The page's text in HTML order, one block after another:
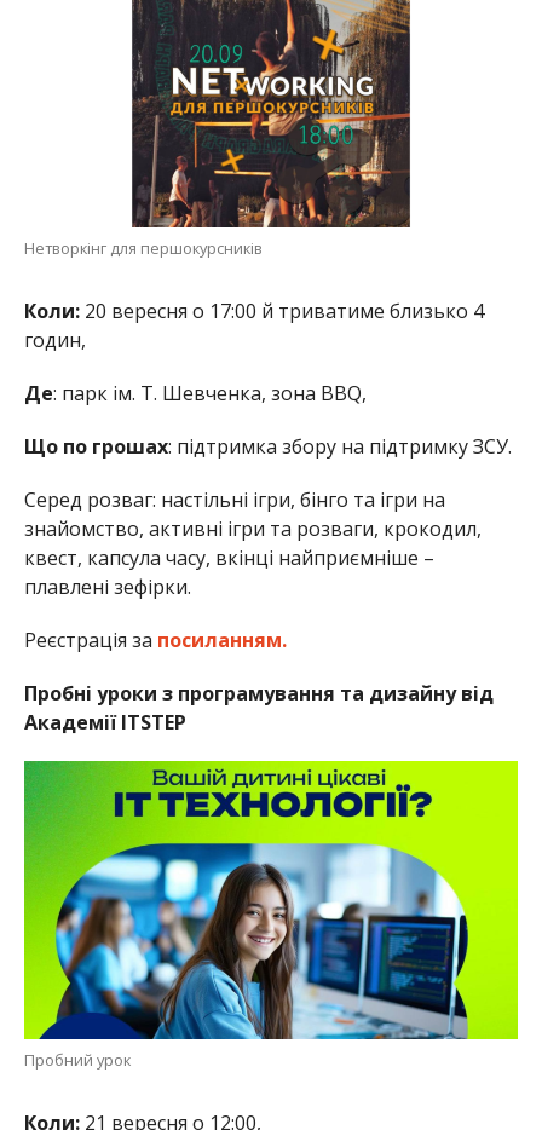
Нетворкінг для першокурсників
Коли:20 вересня о 17:00 й триватиме близько 4
годин,
Де: парк ім. Т. Шевченка, зона BBQ,
Що по грошах: підтримка збору на підтримку ЗСУ.
Серед розваг: настільні ігри, бінго та ігри на
знайомство, активні ігри та розваги, крокодил,
квест, капсула часу, вкінці найприємніше –
плавлені зефірки.
Реєстрація за посиланням.
Пробні уроки з програмування та дизайну від
Академії ITSTEP
Пробний урок
Коли:21 вересня о 12:00,